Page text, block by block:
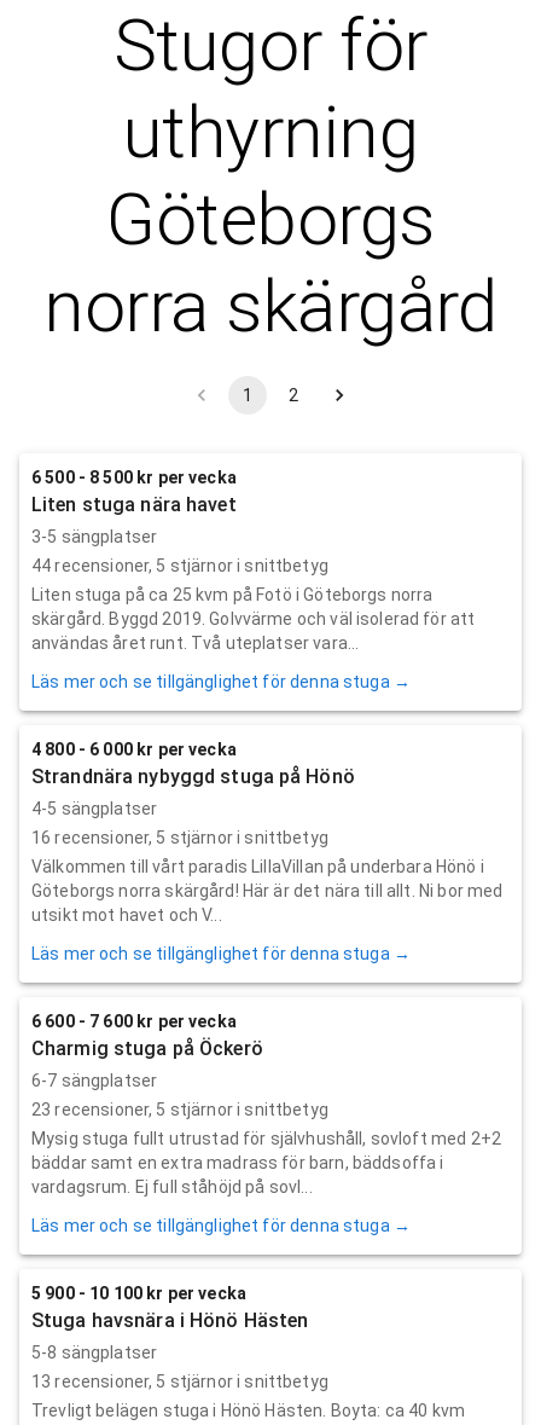
Stugor för
uthyrning
Göteborgs
norra skärgård
1 2
6 500 - 8 500 kr per vecka
Liten stuga nära havet
3-5 sängplatser
44recensioner, 5 stjärnor i snittbetyg
Liten stuga på ca 25 kvm på Fotö i Göteborgs norra
skärgård. Byggd 2019. Golvvärme och väl isolerad för att
användas året runt. Två uteplatser vara...
Läs mer och se tillgänglighet för denna stuga →
4 800 - 6 000 kr per vecka
Strandnära nybyggd stuga på Hönö
4-5 sängplatser
16 recensioner, 5 stjärnor i snittbetyg
Välkommen till vårt paradis LillaVillan på underbara Hönö i
Göteborgs norra skärgård! Här är det nära till allt. Ni bor med
utsikt mot havet och V...
Läs mer och se tillgänglighet för denna stuga →
6 600 - 7 600 kr per vecka
Charmig stuga på Öckerö
6-7 sängplatser
23 recensioner, 5 stjärnor i snittbetyg
Mysig stuga fullt utrustad för självhushåll, sovloft med 2+2
bäddar samt en extra madrass för barn, bäddsoffa i
vardagsrum. Ej full ståhöjd på sovl...
Läs mer och se tillgänglighet för denna stuga →
5 900 - 10 100 kr per vecka
Stuga havsnära i Hönö Hästen
5-8 sängplatser
13 recensioner, 5 stjärnor i snittbetyg
Trevligt belägen stuga i Hönö Hästen. Boyta: ca 40 kvm